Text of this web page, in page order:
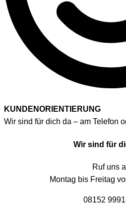
KUNDENORIENTIERUNG
Wir sind für dich da – am Telefon
Wir sind für
Ruf uns
Montag bis Freitag
08152